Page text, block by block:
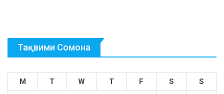
Тақвими Сомона
M T W T F S
S